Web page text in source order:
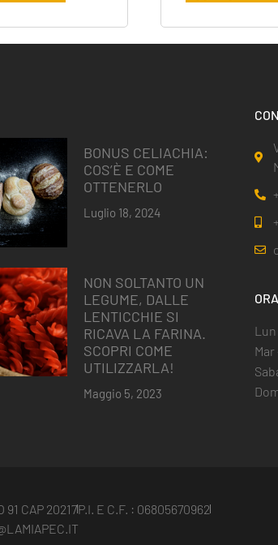
BONUS CELIACHIA:
COS’È E COME
OTTENERLO
Luglio 18, 2024
NON SOLTANTO UN
LEGUME, DALLE
LENTICCHIE SI
RICAVA LA FARINA.
SCOPRI COME
UTILIZZARLA!
Maggio 5, 2023
Lun
Mar
91 CAP 20217P.I. E C.F. : 06805670962